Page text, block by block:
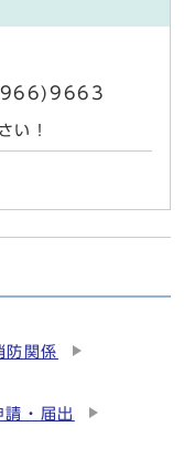
い！
防関係
請・届出